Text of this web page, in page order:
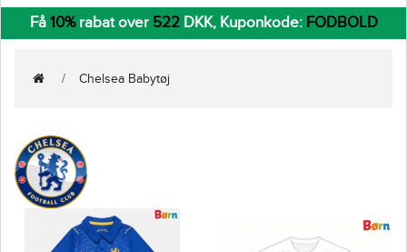
Få 10%rabat over 522DKK, Kuponkode: FODBOLD
Chelsea Babytøj